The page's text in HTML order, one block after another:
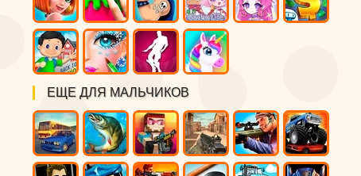
ЕЩЕ ДЛЯ МАЛЬЧИКОВ